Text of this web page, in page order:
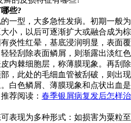
些?
一型，大多急性发病。初期一般为
小，以后可逐渐扩大或融合成为棕
炎性红晕，基底浸润明显，表面覆
轻刮除表面鳞屑，则渐露出淡红色
内棘细胞层，称薄膜现象。再刮除
，此处的毛细血管被刮破，则出现
白色鳞屑、薄膜现象和点状出血是
荐阅读： 春季银屑病复发后怎样治
表现为多种形式：如损害为粟粒至